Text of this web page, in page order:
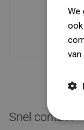
Snel contact
We
van